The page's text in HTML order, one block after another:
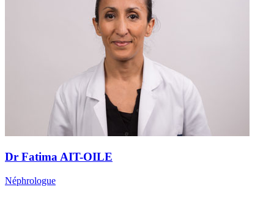
Dr Fatima AIT-OILE
Néphrologue